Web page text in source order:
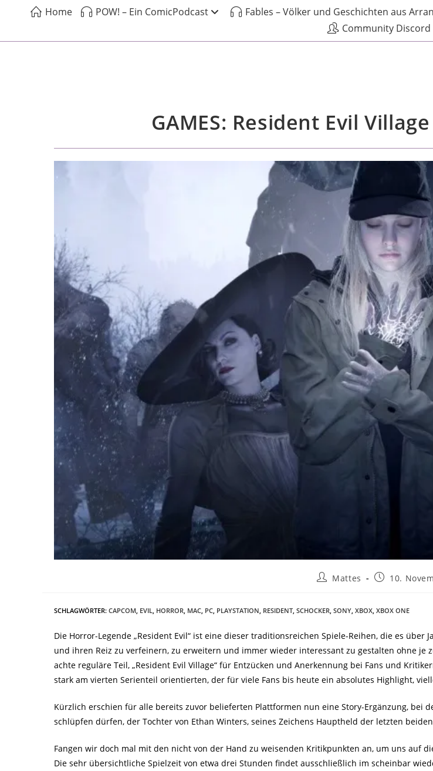
Home POW! – Ein ComicPodcast Fables – Völker und Geschichten aus Arran
Community Discord
GAMES: Resident Evil
Mattes 10.
SCHLAGWÖRTER: CAPCOM EVIL HORROR MAC PC PLAYSTATION RESIDENT SCHOCKER SONY XBOX XBOX ONE
Die Horror-Legende „Resident Evil“ ist eine dieser traditionsreichen Spiele-Reihen, die es
und ihren Reiz zu verfeinern, zu erweitern und immer wieder interessant zu gestalten ohne je
achte reguläre Teil, „Resident Evil Village“ für Entzücken und Anerkennung bei Fans und
stark am vierten Serienteil orientierten, der für viele Fans bis heute ein absolutes Highlight,
Kürzlich erschien für alle bereits zuvor belieferten Plattformen nun eine Story-Ergänzung, bei
schlüpfen dürfen, der Tochter von Ethan Winters, seines Zeichens Hauptheld der letzten
Fangen wir doch mal mit den nicht von der Hand zu weisenden Kritikpunkten an, um uns auf
Die sehr übersichtliche Spielzeit von etwa drei Stunden findet ausschließlich im scheinbar